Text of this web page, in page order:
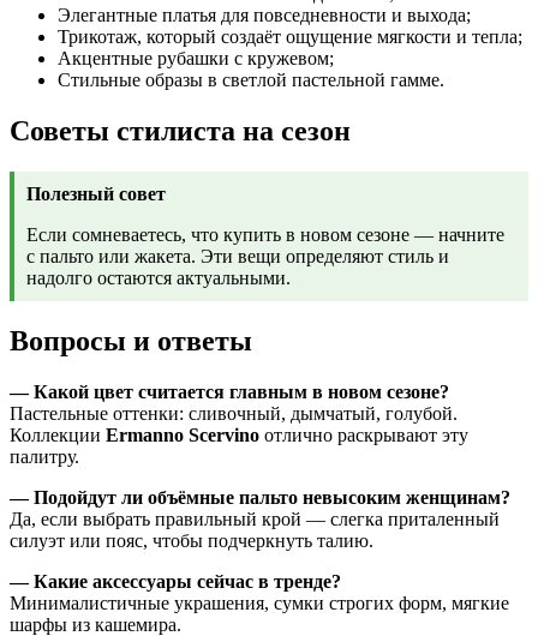
Элегантные платья для повседневности и выхода;
Трикотаж, который создаёт ощущение мягкости и тепла;
Акцентные рубашки с кружевом;
Стильные образы в светлой пастельной гамме.
Советы стилиста на сезон
Полезный совет
Если сомневаетесь, что купить в новом сезоне — начните
с пальто или жакета. Эти вещи определяют стиль и
надолго остаются актуальными.
Вопросы и ответы
— Какой цвет считается главным в новом сезоне?
Пастельные оттенки: сливочный, дымчатый, голубой.
Коллекции Ermanno Scervino отлично раскрывают эту
палитру.
— Подойдут ли объёмные пальто невысоким женщинам?
Да, если выбрать правильный крой — слегка приталенный
силуэт или пояс, чтобы подчеркнуть талию.
— Какие аксессуары сейчас в тренде?
Минималистичные украшения, сумки строгих форм, мягкие
шарфы из кашемира.